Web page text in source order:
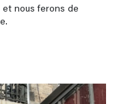
et nous ferons de